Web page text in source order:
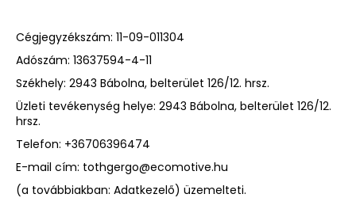
Cégjegyzékszám: 11-09-011304
Adószám: 13637594-4-11
Székhely: 2943 Bábolna, belterület 126/12. hrsz.
Üzleti tevékenység helye: 2943 Bábolna, belterület 126/12.
hrsz.
Telefon: +36706396474
E-mail cím: tothgergo@ecomotive.hu
(a továbbiakban: Adatkezelő) üzemelteti.
KERESÉS